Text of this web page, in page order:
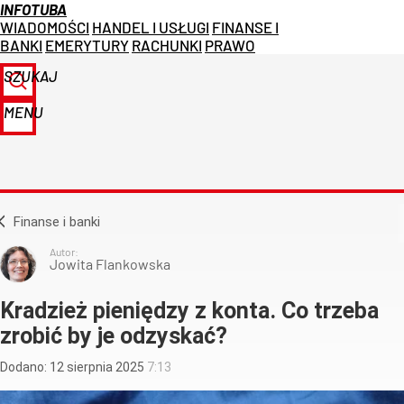
INFOTUBA
WIADOMOŚCI HANDEL I USŁUGI FINANSE I
BANKI EMERYTURY RACHUNKI PRAWO
SZUKAJ
MENU
Finanse i banki
Autor:
Jowita Flankowska
Kradzież pieniędzy z konta. Co trzeba
zrobić by je odzyskać?
Dodano: 12 sierpnia 2025 7:13